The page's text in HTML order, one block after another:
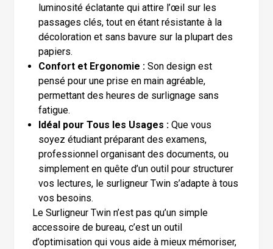
luminosité éclatante qui attire l’œil sur les
passages clés, tout en étant résistante à la
décoloration et sans bavure sur la plupart des
papiers.
Confort et Ergonomie : Son design est
pensé pour une prise en main agréable,
permettant des heures de surlignage sans
fatigue.
Idéal pour Tous les Usages : Que vous
soyez étudiant préparant des examens,
professionnel organisant des documents, ou
simplement en quête d’un outil pour structurer
vos lectures, le surligneur Twin s’adapte à tous
vos besoins.
Le Surligneur Twin n’est pas qu’un simple
accessoire de bureau, c’est un outil
d’optimisation qui vous aide à mieux mémoriser,